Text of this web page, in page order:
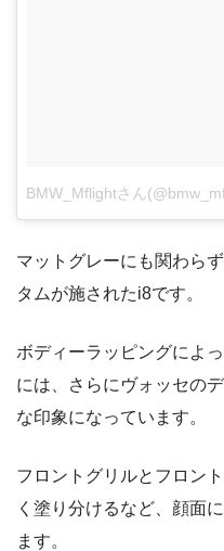
BMW_Mflightさん
マットグレーにも関わら
タムが施されたi8です。
ボディーラッピングによ
には、さらにヴォッセの
な印象になっています。
フロントグリルとフロン
く塗り分けるなど、顔面
ます。